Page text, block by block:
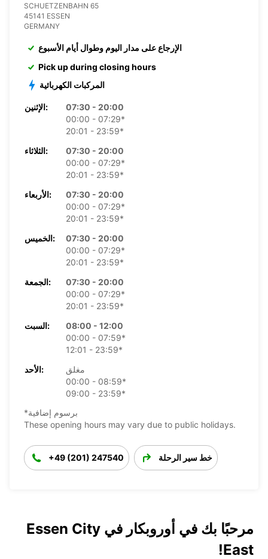
SCHUETZENBAHN 65
45141 ESSEN
GERMANY
الإرجاع على مدار اليوم وطوال أيام الأسبوع
Pick up during closing hours
المركبات الكهربائية
الإثنين:
07:30 - 20:00
00:00 - 07:29*
20:01 - 23:59*
الثلاثاء:
07:30 - 20:00
00:00 - 07:29*
20:01 - 23:59*
الأربعاء:
07:30 - 20:00
00:00 - 07:29*
20:01 - 23:59*
الخميس:
07:30 - 20:00
00:00 - 07:29*
20:01 - 23:59*
الجمعة:
07:30 - 20:00
00:00 - 07:29*
20:01 - 23:59*
السبت:
08:00 - 12:00
00:00 - 07:59*
12:01 - 23:59*
الأحد:
مغلق
00:00 - 08:59*
09:00 - 23:59*
*برسوم إضافية
These opening hours may vary due to public holidays.
+49 (201) 247540 خط سير الرحلة
مرحبًا بك في أوروبكار في Essen City
East!